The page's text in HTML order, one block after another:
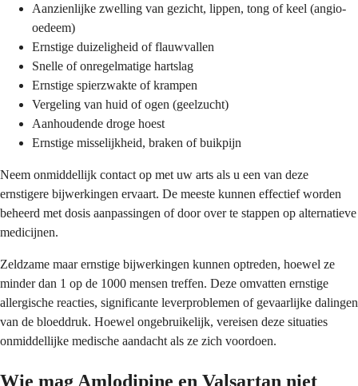
Aanzienlijke zwelling van gezicht, lippen, tong of keel (angio-
oedeem)
Ernstige duizeligheid of flauwvallen
Snelle of onregelmatige hartslag
Ernstige spierzwakte of krampen
Vergeling van huid of ogen (geelzucht)
Aanhoudende droge hoest
Ernstige misselijkheid, braken of buikpijn
Neem onmiddellijk contact op met uw arts als u een van deze
ernstigere bijwerkingen ervaart. De meeste kunnen effectief worden
beheerd met dosis aanpassingen of door over te stappen op alternatieve
medicijnen.
Zeldzame maar ernstige bijwerkingen kunnen optreden, hoewel ze
minder dan 1 op de 1000 mensen treffen. Deze omvatten ernstige
allergische reacties, significante leverproblemen of gevaarlijke dalingen
van de bloeddruk. Hoewel ongebruikelijk, vereisen deze situaties
onmiddellijke medische aandacht als ze zich voordoen.
Wie mag Amlodipine en Valsartan niet